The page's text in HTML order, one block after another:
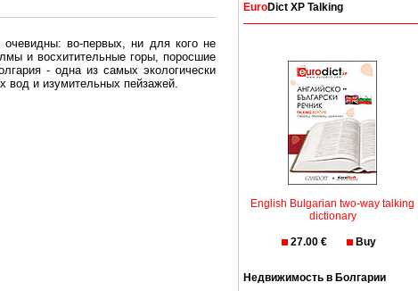
очевидны: во-первых, ни для кого не
и восхитительные горы, поросшие
- одна из самых экологически
вод и изумительных пейзажей.
безопасная страна - в ней
EuroDict XP Talking
English Bulgarian two-way talking
dictionary
27.00 € Buy
Недвижимость в Болгарии